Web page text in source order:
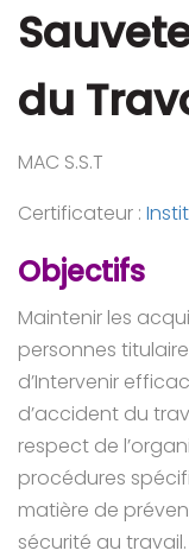
du
MAC S.S.T
Certificateur :
Objectifs
Maintenir les
personnes
d’Intervenir
d’accident du
respect de
procédures
matière de
sécurité au travail.